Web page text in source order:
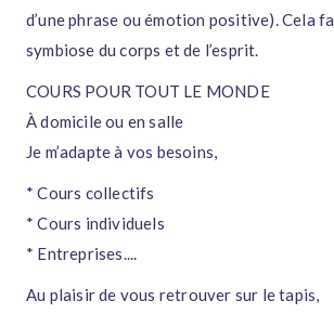
d’une phrase ou émotion positive). Cela
symbiose du corps et de l’esprit.
COURS POUR TOUT LE MONDE
À domicile ou en salle
Je m’adapte à vos besoins,
* Cours collectifs
* Cours individuels
* Entreprises....
Au plaisir de vous retrouver sur le tapis,